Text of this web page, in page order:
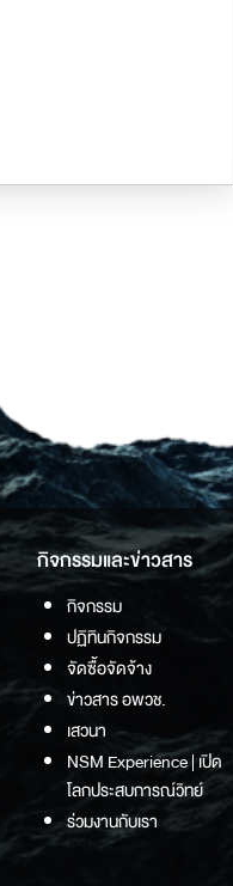
กิจกรรมและข่าวสาร
กิจกรรม
ปฏิทินกิจกรรม
จัดซื้อจัดจ้าง
ข่าวสาร อพวช.
เสวนา
NSM Experience | เปิด
โลกประสบการณ์วิทย์
ร่วมงานกับเรา